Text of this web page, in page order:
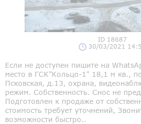
ID 18687
30/03/2021
Если не доступен пишите на
место в ГСК"Кольцо-1" 18,1 м кв.,
Псковская, д.13, охрана,
режим. Собственность. Снос не
Подготовлен к продаже от
стоимость требует уточнений,
возможности быстро..